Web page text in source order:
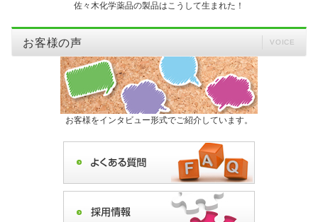
佐々木化学薬品の製品はこうして生まれた！
お客様の声 VOICE
お客様をインタビュー形式でご紹介しています。